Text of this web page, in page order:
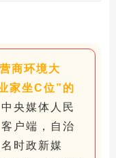
商环境大
家坐C位”的
中央媒体人民
户端，自治
时政新媒